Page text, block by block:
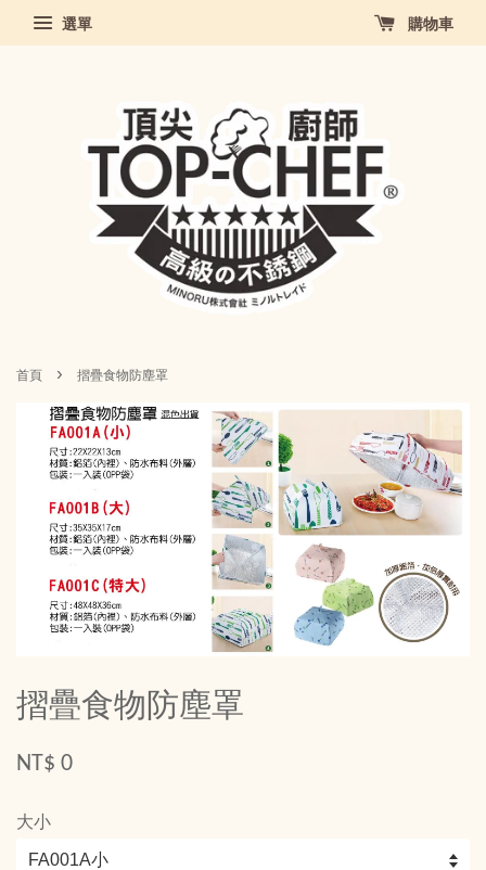
選單 購物車
首頁 › 摺疊食物防塵罩
摺疊食物防塵罩
NT$ 0
大小